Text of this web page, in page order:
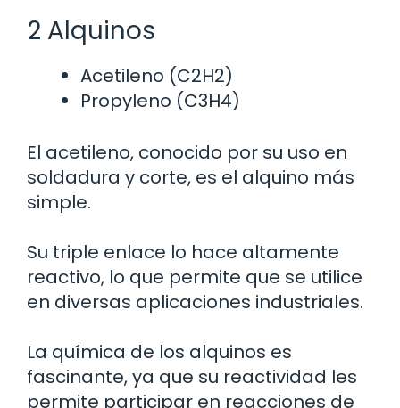
2 Alquinos
Acetileno (C2H2)
Propyleno (C3H4)
El acetileno, conocido por su uso en
soldadura y corte, es el alquino más
simple.
Su triple enlace lo hace altamente
reactivo, lo que permite que se utilice
en diversas aplicaciones industriales.
La química de los alquinos es
fascinante, ya que su reactividad les
permite participar en reacciones de